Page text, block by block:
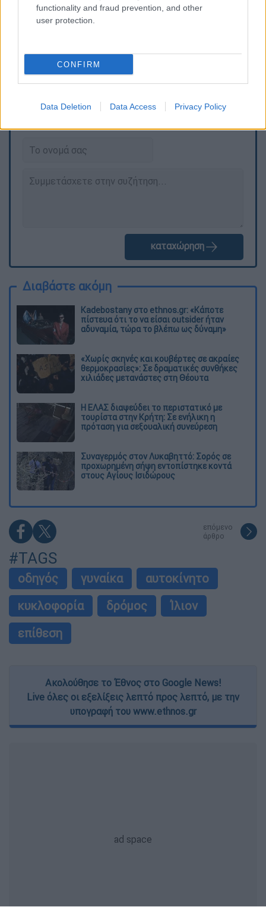
functionality and fraud prevention, and other
user protection.
CONFIRM
Data Deletion Data Access Privacy Policy
Τα σχολιά σας δημοσιεύονται άμεσα με δική σας ευθύνη. Το
καταχώρηση
Διαβάστε ακόμη
Kadebostany στο ethnos.gr: «Κάποτε
πίστευα ότι το να είσαι outsider ήταν
αδυναμία, τώρα το βλέπω ως δύναμη»
«Χωρίς σκηνές και κουβέρτες σε ακραίες
θερμοκρασίες»: Σε δραματικές συνθήκες
χιλιάδες μετανάστες στη Θέουτα
Η ΕΛΑΣ διαψεύδει το περιστατικό με
τουρίστα στην Κρήτη: Σε ενήλικη η
πρόταση για σεξουαλική συνεύρεση
Συναγερμός στον Λυκαβηττό: Σορός σε
προχωρημένη σήψη εντοπίστηκε κοντά
στους Αγίους Ισιδώρους
επόμενο
άρθρο
#TAGS
οδηγός γυναίκα
αυτοκίνητο
κυκλοφορία
δρόμος
Ίλιον
επίθεση
Ακολούθησε το Έθνος στο Google News!
Live όλες οι εξελίξεις λεπτό προς λεπτό, με την
υπογραφή του www.ethnos.gr